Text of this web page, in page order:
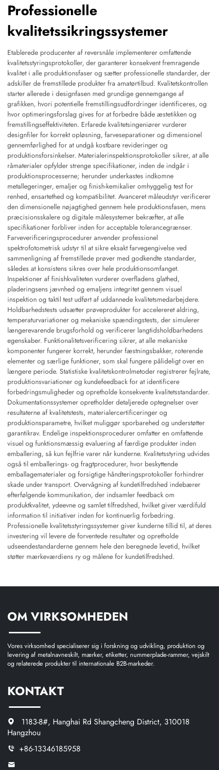
Professionelle
kvalitetssikringssystemer
Etablerede producenter af reversnåle implementerer omfattende
kvalitetsstyringsprotokoller, der garanterer konsekvent fremragende
kvalitet i alle produktionsfaser og sætter professionelle standarder, der
adskiller de fremstillede produkter fra amatørtilbud. Kvalitetskontrollen
starter allerede i designfasen med grundige gennemgange af
grafikken, hvori potentielle fremstillingsudfordringer identificeres, og
hvor optimeringsforslag gives for at forbedre både æstetikken og
fremstillingseffektiviteten. Erfarede kvalitetsingeniører vurderer
designfiler for korrekt opløsning, farveseparationer og dimensionel
gennemførlighed for at undgå kostbare revideringer og
produktionsforsinkelser. Materialerinspektionsprotokoller sikrer, at alle
råmaterialer opfylder strenge specifikationer, inden de indgår i
produktionsprocesserne; herunder underkastes indkomne
metallegeringer, emaljer og finish-kemikalier omhyggelig test for
renhed, ensartethed og kompatibilitet. Avanceret måleudstyr verificerer
den dimensionelle nøjagtighed gennem hele produktionsfasen, mens
præcisionsskalere og digitale målesystemer bekræfter, at alle
specifikationer forbliver inden for acceptable tolerancegrænser.
Farveverificeringsprocedurer anvender professionel
spektrofotometrisk udstyr til at sikre eksakt farvegengivelse ved
sammenligning af fremstillede prøver med godkendte standarder,
således at konsistens sikres over hele produktionsomfanget.
Inspektioner af finishkvaliteten vurderer overfladens glathed,
pladeringsens jævnhed og emaljens integritet gennem visuel
inspektion og taktil test udført af uddannede kvalitetsmedarbejdere.
Holdbarhedstests udsætter prøveprodukter for accelereret aldring,
temperaturvariationer og mekaniske spændingstests, der simulerer
længerevarende brugsforhold og verificerer langtidsholdbarhedens
egenskaber. Funktionalitetsverificering sikrer, at alle mekaniske
komponenter fungerer korrekt, herunder fæstningsbakker, roterende
elementer og særlige funktioner, som skal fungere pålideligt over en
længere periode. Statistiske kvalitetskontrolmetoder registrerer fejlrate,
produktionsvariationer og kundefeedback for at identificere
forbedringsmuligheder og opretholde konsekvente kvalitetsstandarder.
Dokumentationssystemer opretholder detaljerede optegnelser over
resultaterne af kvalitetstests, materialercertificeringer og
produktionsparametre, hvilket muliggør sporbarehed og understøtter
garantikrav. Endelige inspektionsprocedurer omfatter en omfattende
visuel og funktionsmæssig evaluering af færdige produkter inden
emballering, så kun fejlfrie varer når kunderne. Kvalitetsstyring udvides
også til emballerings- og fragtprocedurer, hvor beskyttende
emballagematerialer og forsigtige håndteringsprotokoller forhindrer
skade under transport. Overvågning af kundetilfredshed indebærer
efterfølgende kommunikation, der indsamler feedback om
produktkvalitet, ydeevne og samlet tilfredshed, hvilket giver værdifuld
information til initiativer inden for kontinuerlig forbedring.
Professionelle kvalitetsstyringssystemer giver kunderne tillid til, at deres
investering vil levere de forventede resultater og opretholde
udseendestandarderne gennem hele den beregnede levetid, hvilket
støtter mærkeværdiens ry og målene for kundetilfredshed.
OM VIRKSOMHEDEN
Vores virksomhed specialiserer sig i forskning og udvikling, produktion og
levering af metalnavneskilt, mærker, etiketter, nummerplade-rammer, vejskilt
og relaterede produkter til internationale B2B-markeder.
KONTAKT
1183-8#, Hanghai Rd Shangcheng District, 310018
Hangzhou
+86-13346185958